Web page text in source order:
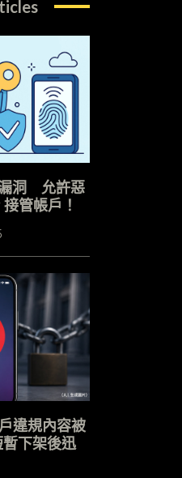
洞 允許惡
管帳戶！
違規內容被
下架後迅